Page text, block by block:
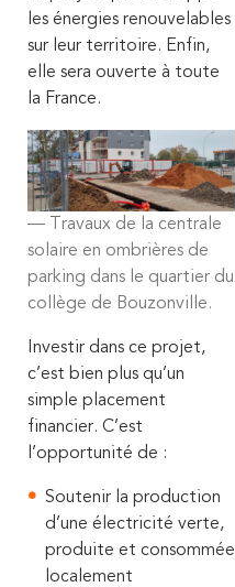
les énergies renouvelables
sur leur territoire. Enfin,
elle sera ouverte à toute
la France.
Travaux de la centrale
solaire en ombrières de
parking dans le quartier du
collège de Bouzonville.
Investir dans ce projet,
c’est bien plus qu’un
simple placement
financier. C’est
l’opportunité de :
Soutenir la production
d’une électricité verte,
produite et consommée
localement